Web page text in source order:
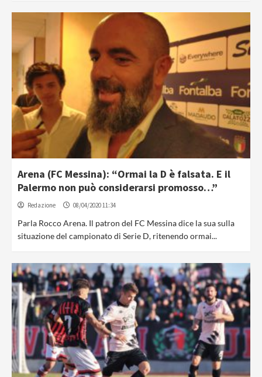
Arena (FC Messina): “Ormai la D è falsata. E il
Palermo non può considerarsi promosso…”
Redazione 08/04/2020 11:34
Parla Rocco Arena. Il patron del FC Messina dice la sua sulla
situazione del campionato di Serie D, ritenendo ormai...